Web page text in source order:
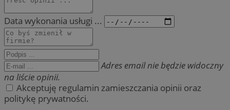
Data wykonania usługi ...
Adres email nie będzie widoczny
na liście opinii.
Akceptuję regulamin zamieszczania opinii oraz
politykę prywatności.